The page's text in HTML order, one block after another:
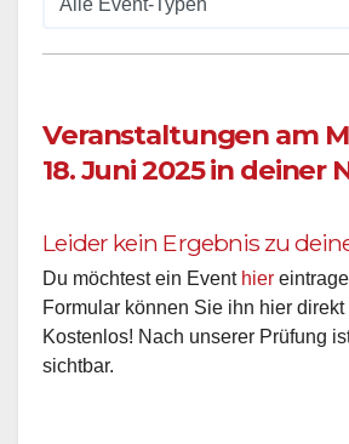
Veranstaltungen am
18. Juni 2025 in deiner
Leider kein Ergebnis zu
Du möchtest ein Event hier
Formular können Sie ihn hier direkt
Kostenlos! Nach unserer Prüfung
sichtbar.